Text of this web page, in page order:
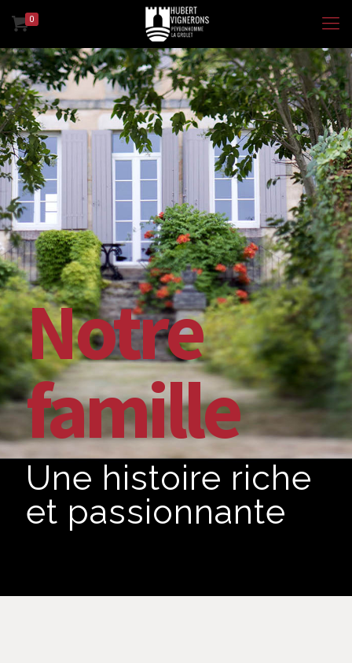
0
Notre
famille
Une histoire riche
et passionnante